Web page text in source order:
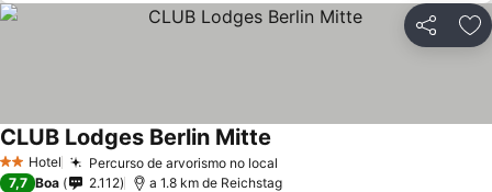
Partilhar
2 Estrelas
Hotel Percurso de arvorismo no local
CLUB Lodges Berlin Mitte
7,7 Boa 2.112 a 1.8 km de Reichstag